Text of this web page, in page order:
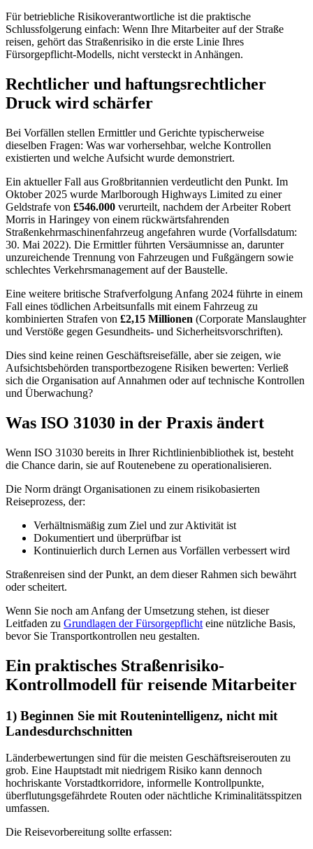
Für betriebliche Risikoverantwortliche ist die praktische
Schlussfolgerung einfach: Wenn Ihre Mitarbeiter auf der Straße
reisen, gehört das Straßenrisiko in die erste Linie Ihres
Fürsorgepflicht-Modells, nicht versteckt in Anhängen.
Rechtlicher und haftungsrechtlicher
Druck wird schärfer
Bei Vorfällen stellen Ermittler und Gerichte typischerweise
dieselben Fragen: Was war vorhersehbar, welche Kontrollen
existierten und welche Aufsicht wurde demonstriert.
Ein aktueller Fall aus Großbritannien verdeutlicht den Punkt. Im
Oktober 2025 wurde Marlborough Highways Limited zu einer
Geldstrafe von £546.000 verurteilt, nachdem der Arbeiter Robert
Morris in Haringey von einem rückwärtsfahrenden
Straßenkehrmaschinenfahrzeug angefahren wurde (Vorfallsdatum:
30. Mai 2022). Die Ermittler führten Versäumnisse an, darunter
unzureichende Trennung von Fahrzeugen und Fußgängern sowie
schlechtes Verkehrsmanagement auf der Baustelle.
Eine weitere britische Strafverfolgung Anfang 2024 führte in einem
Fall eines tödlichen Arbeitsunfalls mit einem Fahrzeug zu
kombinierten Strafen von £2,15 Millionen (Corporate Manslaughter
und Verstöße gegen Gesundheits- und Sicherheitsvorschriften).
Dies sind keine reinen Geschäftsreisefälle, aber sie zeigen, wie
Aufsichtsbehörden transportbezogene Risiken bewerten: Verließ
sich die Organisation auf Annahmen oder auf technische Kontrollen
und Überwachung?
Was ISO 31030 in der Praxis ändert
Wenn ISO 31030 bereits in Ihrer Richtlinienbibliothek ist, besteht
die Chance darin, sie auf Routenebene zu operationalisieren.
Die Norm drängt Organisationen zu einem risikobasierten
Reiseprozess, der:
Verhältnismäßig zum Ziel und zur Aktivität ist
Dokumentiert und überprüfbar ist
Kontinuierlich durch Lernen aus Vorfällen verbessert wird
Straßenreisen sind der Punkt, an dem dieser Rahmen sich bewährt
oder scheitert.
Wenn Sie noch am Anfang der Umsetzung stehen, ist dieser
Leitfaden zu Grundlagen der Fürsorgepflicht eine nützliche Basis,
bevor Sie Transportkontrollen neu gestalten.
Ein praktisches Straßenrisiko-
Kontrollmodell für reisende Mitarbeiter
1) Beginnen Sie mit Routenintelligenz, nicht mit
Landesdurchschnitten
Länderbewertungen sind für die meisten Geschäftsreiserouten zu
grob. Eine Hauptstadt mit niedrigem Risiko kann dennoch
hochriskante Vorstadtkorridore, informelle Kontrollpunkte,
überflutungsgefährdete Routen oder nächtliche Kriminalitätsspitzen
umfassen.
Die Reisevorbereitung sollte erfassen: